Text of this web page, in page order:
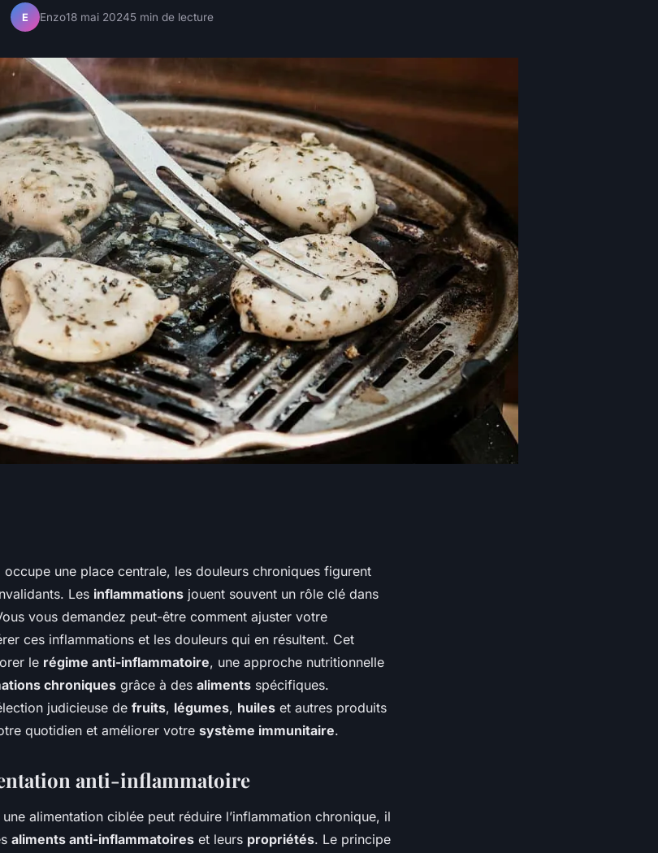
E Enzo18 mai 20245 min de lecture
occupe une place centrale, les douleurs chroniques figurent
Les inflammations jouent souvent un rôle clé dans
vous demandez peut-être comment ajuster votre
ces inflammations et les douleurs qui en résultent. Cet
le régime anti-inflammatoire, une approche nutritionnelle
chroniques grâce à des aliments spécifiques.
judicieuse de fruits, légumes, huiles et autres produits
quotidien et améliorer votre système immunitaire.
anti-inflammatoire
alimentation ciblée peut réduire l’inflammation chronique, il
aliments anti-inflammatoires et leurs propriétés. Le principe